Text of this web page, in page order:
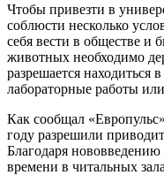
Чтобы привезти в
соблюсти несколько
себя вести в обществе и
животных необходимо
разрешается находиться
лабораторные работы
Как сообщал
году разрешили
Благодаря
времени в читальных